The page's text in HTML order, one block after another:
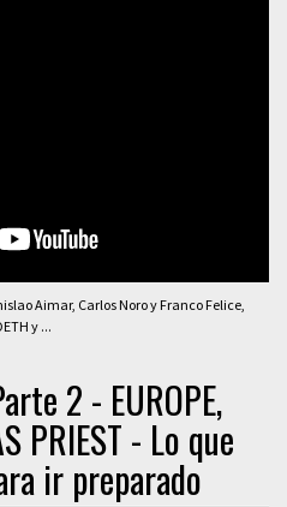
Aimar, Carlos Noro y Franco Felice,
y ...
2 - EUROPE,
PRIEST - Lo que
ir preparado